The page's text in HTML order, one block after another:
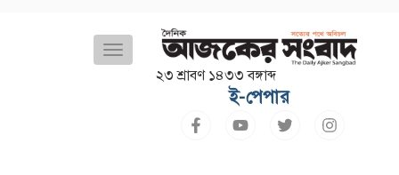
২৩ শ্রাবণ ১৪৩৩ বঙ্গাব্দ
ই-পেপার
Toggle
navigation